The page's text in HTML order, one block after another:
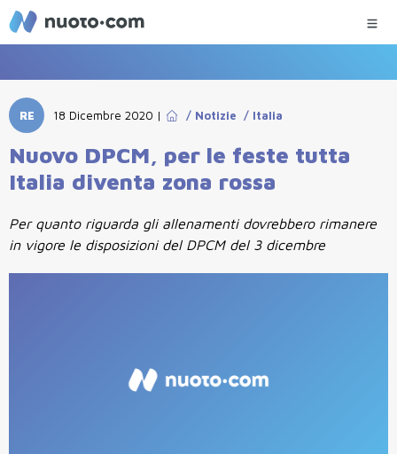
RE 18 Dicembre 2020 | / Notizie / Italia
Nuovo DPCM, per le feste tutta
Italia diventa zona rossa
Per quanto riguarda gli allenamenti dovrebbero rimanere
in vigore le disposizioni del DPCM del 3 dicembre